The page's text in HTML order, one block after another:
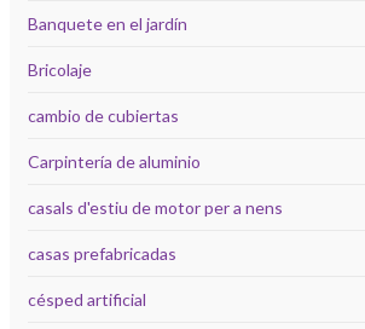
Banquete en el jardín
Bricolaje
cambio de cubiertas
Carpintería de aluminio
casals d'estiu de motor per a nens
casas prefabricadas
césped artificial